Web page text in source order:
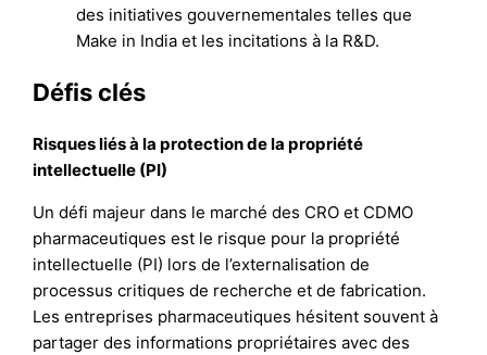
des initiatives gouvernementales telles que
Make in India et les incitations à la R&D.
Défis clés
Risques liés à la protection de la propriété
intellectuelle (PI)
Un défi majeur dans le marché des CRO et CDMO
pharmaceutiques est le risque pour la propriété
intellectuelle (PI) lors de l’externalisation de
processus critiques de recherche et de fabrication.
Les entreprises pharmaceutiques hésitent souvent à
partager des informations propriétaires avec des